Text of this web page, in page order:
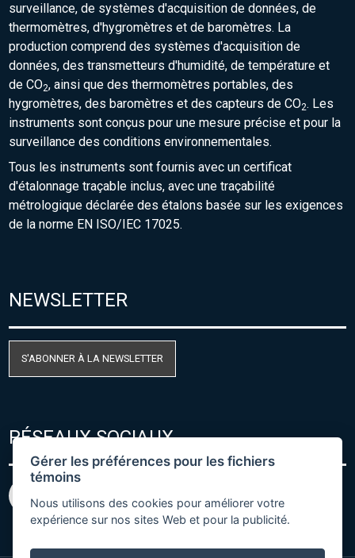
surveillance, de systèmes d'acquisition de données, de
thermomètres, d'hygromètres et de baromètres. La
production comprend des systèmes d'acquisition de
données, des transmetteurs d'humidité, de température et
de CO2, ainsi que des thermomètres portables, des
hygromètres, des baromètres et des capteurs de CO2. Les
instruments sont conçus pour une mesure précise et pour la
surveillance des conditions environnementales.
Tous les instruments sont fournis avec un certificat
d'étalonnage traçable inclus, avec une traçabilité
métrologique déclarée des étalons basée sur les exigences
de la norme EN ISO/IEC 17025.
NEWSLETTER
S'ABONNER À LA NEWSLETTER
RÉSEAUX SOCIAUX
Gérer les préférences pour les fichiers
témoins
Nous utilisons des cookies pour améliorer votre
expérience sur nos sites Web et pour la publicité.